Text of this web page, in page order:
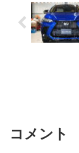
コメント